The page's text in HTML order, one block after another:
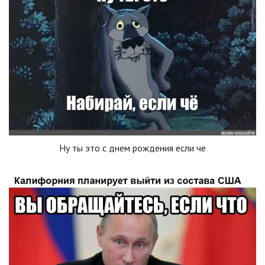
Ну ты это с днем рождения если че